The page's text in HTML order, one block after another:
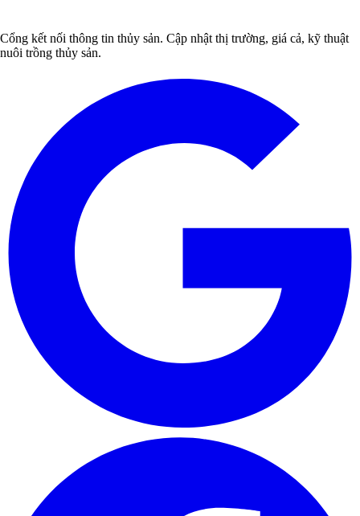
Cổng kết nối thông tin thủy sản. Cập nhật thị trường, giá cả, kỹ thuật
nuôi trồng thủy sản.